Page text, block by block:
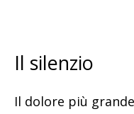
Il silenzio
Il dolore più